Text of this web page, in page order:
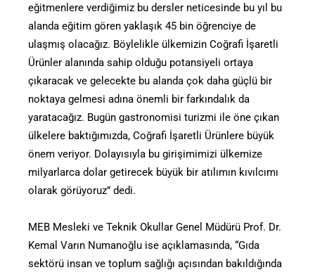
eğitmenlere verdiğimiz bu dersler neticesinde bu yıl bu
alanda eğitim gören yaklaşık 45 bin öğrenciye de
ulaşmış olacağız. Böylelikle ülkemizin Coğrafi İşaretli
Ürünler alanında sahip olduğu potansiyeli ortaya
çıkaracak ve gelecekte bu alanda çok daha güçlü bir
noktaya gelmesi adına önemli bir farkındalık da
yaratacağız. Bugün gastronomisi turizmi ile öne çıkan
ülkelere baktığımızda, Coğrafi İşaretli Ürünlere büyük
önem veriyor. Dolayısıyla bu girişimimizi ülkemize
milyarlarca dolar getirecek büyük bir atılımın kıvılcımı
olarak görüyoruz” dedi.
MEB Mesleki ve Teknik Okullar Genel Müdürü Prof. Dr.
Kemal Varın Numanoğlu ise açıklamasında, “Gıda
sektörü insan ve toplum sağlığı açısından bakıldığında